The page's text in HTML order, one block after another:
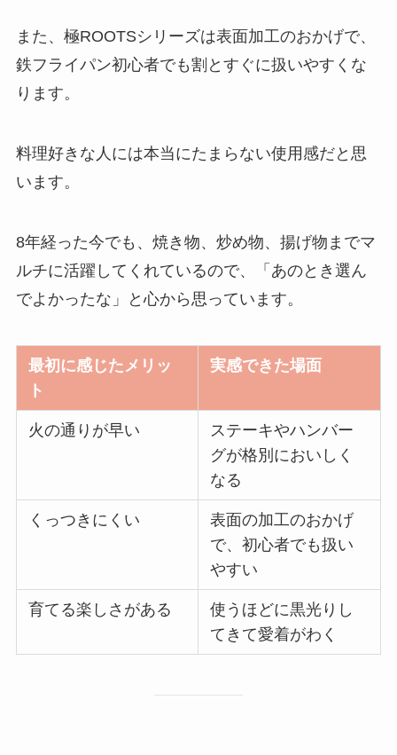
また、極ROOTSシリーズは表面加工のおかげで、
鉄フライパン初心者でも割とすぐに扱いやすくな
ります。
料理好きな人には本当にたまらない使用感だと思
います。
8年経った今でも、焼き物、炒め物、揚げ物までマ
ルチに活躍してくれているので、「あのとき選ん
でよかったな」と心から思っています。
最初に感じたメリッ
ト
実感できた場面
火の通りが早い
ステーキやハンバー
グが格別においしく
なる
くっつきにくい
表面の加工のおかげ
で、初心者でも扱い
やすい
育てる楽しさがある
使うほどに黒光りし
てきて愛着がわく